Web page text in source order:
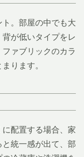
ト。部屋の中でも大
が低いタイプをレ
ァブリックのカラ
ります。
配置する場合、家
統一感が出て、部